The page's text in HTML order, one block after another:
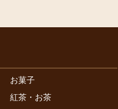
お菓子
紅茶・お茶